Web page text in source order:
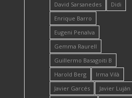
David Sarsanedes
Didi
Enrique Barro
Eugeni Penalva
Gemma Raurell
Guillermo Basagoiti B
Harold Berg
Irma Vilà
Javier Garcés
Javier Luján